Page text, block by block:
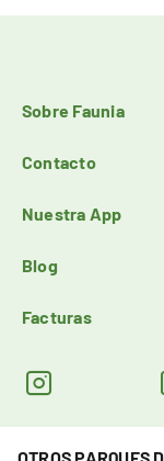
Sobre Faunia
Contacto
Nuestra App
Blog
Facturas